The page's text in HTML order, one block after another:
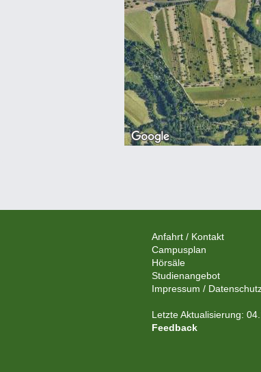
Anfahrt / Kontakt
Campusplan
Hörsäle
Studienangebot
Impressum /
Letzte Aktualisierung:
Feedback